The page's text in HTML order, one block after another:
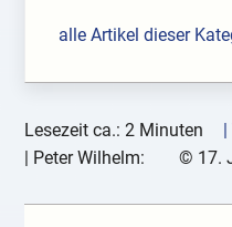
alle Artikel dieser
Lesezeit ca.: 2 Minuten
|
| Peter Wilhelm: © 17.